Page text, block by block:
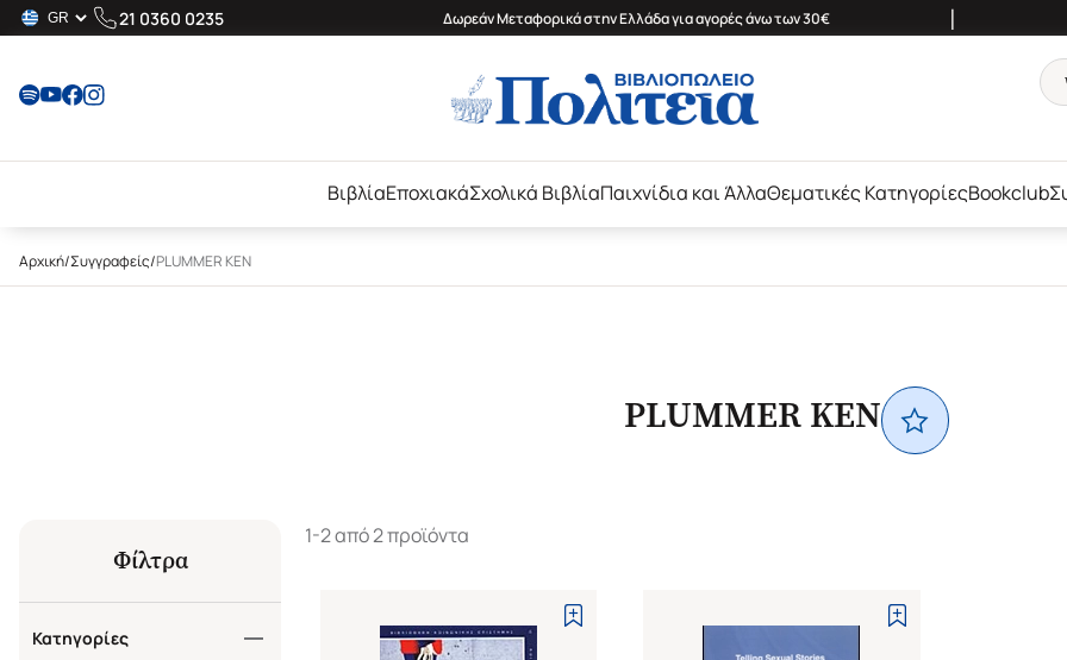
21 0360 0235 Δωρεάν Μεταφορικά στην Ελλάδα για αγορές άνω των 30€ |
ΒιβλίαΕποχιακάΣχολικά ΒιβλίαΠαιχνίδια και ΆλλαΘεματικές ΚατηγορίεςBookclub
Αρχική/Συγγραφείς/PLUMMER KEN
PLUMMER KEN
Φίλτρα
Κατηγορίες
1-2 από 2 προϊόντα